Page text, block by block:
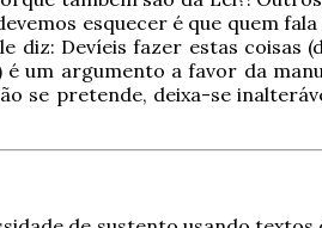
esquecer é que quem
diz: Devíeis fazer estas coisas
um argumento a favor da
se pretende, deixa-se